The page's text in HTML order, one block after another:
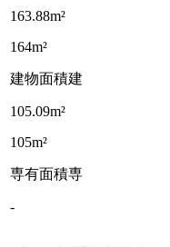
163.88m²
164m²
建物面積建
105.09m²
105m²
専有面積専
-